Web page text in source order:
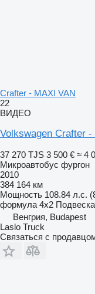
Crafter - MAXI VAN
22
ВИДЕО
Volkswagen Crafter -
37 270 TJS 3 500 € ≈ 4
Микроавтобус фургон
2010
384 164 км
Мощность 108.84 л.с.
формула 4x2 Подвеска
Венгрия, Budapest
Laslo Truck
Связаться с